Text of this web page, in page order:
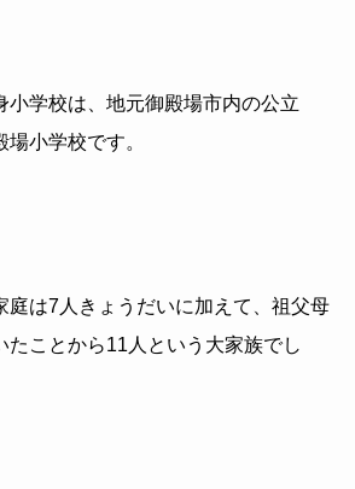
小学校は、地元御殿場市内の公立
小学校です。
庭は7人きょうだいに加えて、祖父母
たことから11人という大家族でし